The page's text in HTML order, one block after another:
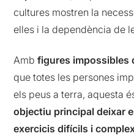
cultures mostren la
elles i la dependència de
Ambfigures impossibles
que totes les persones
els peus a terra, aquesta
objectiu principal deixar
exercicis difícils i